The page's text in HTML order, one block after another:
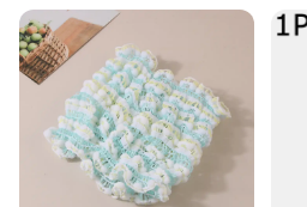
product is an excellent choice.